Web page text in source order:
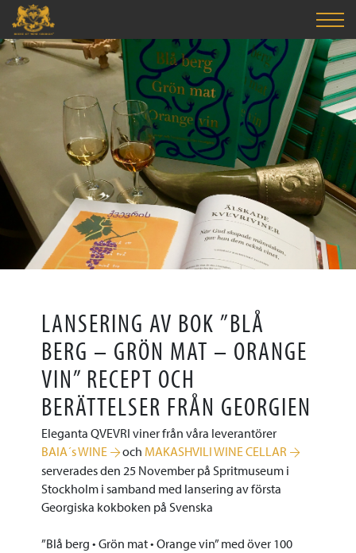
LANSERING AV BOK ”BLÅ
BERG – GRÖN MAT – ORANGE
VIN” RECEPT OCH
BERÄTTELSER FRÅN GEORGIEN
Eleganta QVEVRI viner från våra leverantörer
BAIA´s WINE
och MAKASHVILI WINE CELLAR
serverades den 25 November på Spritmuseum i
Stockholm i samband med lansering av första
Georgiska kokboken på Svenska
”Blå berg • Grön mat • Orange vin” med över 100